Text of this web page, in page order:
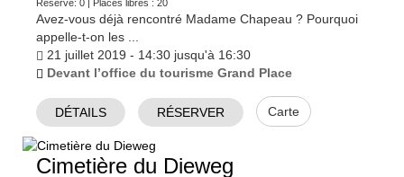
Réservé: 0 | Places libres : 20
Avez-vous déjà rencontré Madame Chapeau ? Pourquoi
appelle-t-on les ...
21 juillet 2019 - 14:30 jusqu'à 16:30
Devant l’office du tourisme Grand Place
DÉTAILS RÉSERVER Carte
Cimetière du Dieweg